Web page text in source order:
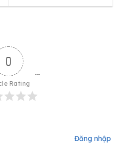
0
Rating
Đăng nhập